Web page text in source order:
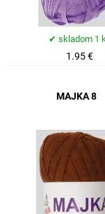
skladom 1
1.95 €
MAJKA 8